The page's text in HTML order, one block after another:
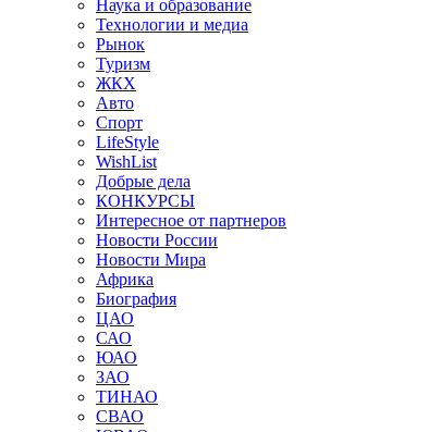
Наука и образование
Технологии и медиа
Рынок
Туризм
ЖКХ
Авто
Спорт
LifeStyle
WishList
Добрые дела
КОНКУРСЫ
Интересное от партнеров
Новости России
Новости Мира
Африка
Биография
ЦАО
САО
ЮАО
ЗАО
ТИНАО
СВАО